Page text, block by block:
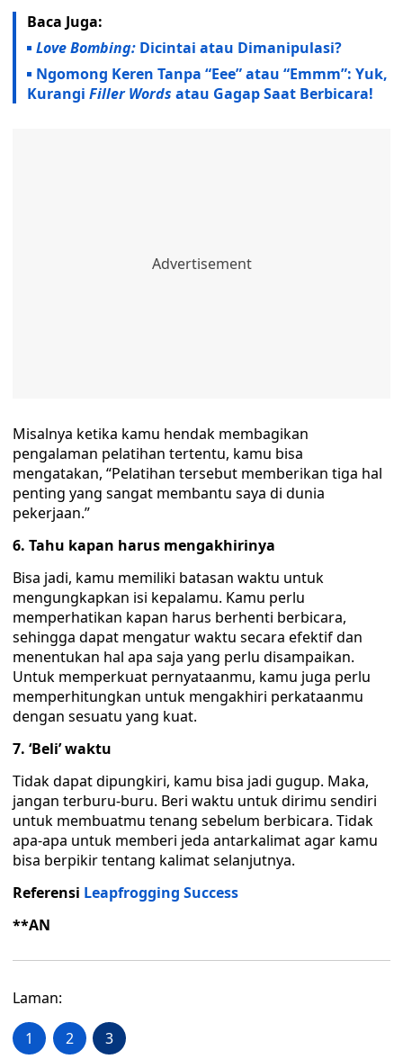
Baca Juga:
Love Bombing: Dicintai atau Dimanipulasi?
Ngomong Keren Tanpa “Eee” atau “Emmm”: Yuk,
Kurangi Filler Words atau Gagap Saat Berbicara!
Misalnya ketika kamu hendak membagikan
pengalaman pelatihan tertentu, kamu bisa
mengatakan, “Pelatihan tersebut memberikan tiga hal
penting yang sangat membantu saya di dunia
pekerjaan.”
6. Tahu kapan harus mengakhirinya
Bisa jadi, kamu memiliki batasan waktu untuk
mengungkapkan isi kepalamu. Kamu perlu
memperhatikan kapan harus berhenti berbicara,
sehingga dapat mengatur waktu secara efektif dan
menentukan hal apa saja yang perlu disampaikan.
Untuk memperkuat pernyataanmu, kamu juga perlu
memperhitungkan untuk mengakhiri perkataanmu
dengan sesuatu yang kuat.
7. ‘Beli’ waktu
Tidak dapat dipungkiri, kamu bisa jadi gugup. Maka,
jangan terburu-buru. Beri waktu untuk dirimu sendiri
untuk membuatmu tenang sebelum berbicara. Tidak
apa-apa untuk memberi jeda antarkalimat agar kamu
bisa berpikir tentang kalimat selanjutnya.
Referensi Leapfrogging Success
**AN
Laman:
1 2 3